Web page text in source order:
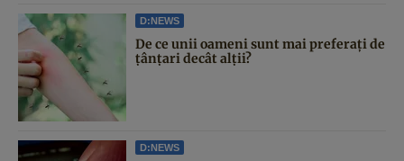
D:NEWS
De ce unii oameni sunt mai preferați de
țânțari decât alții?
D:NEWS